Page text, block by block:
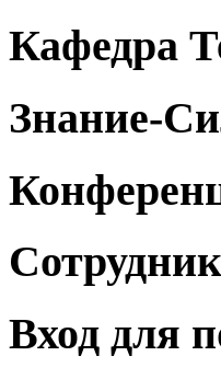
Кафедра
Знание-
Вход для